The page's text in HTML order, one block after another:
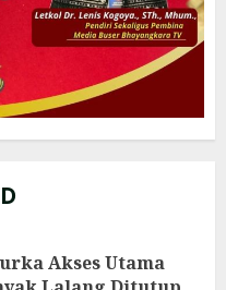
Akses Utama